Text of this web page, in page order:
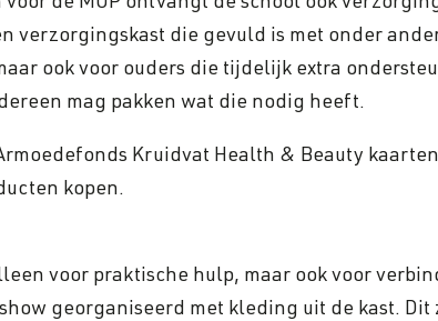
verzorgingskast die gevuld is met onder
ook voor ouders die tijdelijk extra
mag pakken wat die nodig heeft.
Kruidvat Health & Beauty
kopen.
voor praktische hulp, maar ook voor
georganiseerd met kleding uit de kast.